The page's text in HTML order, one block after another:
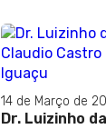
14 de Março de
Dr. Luizinho